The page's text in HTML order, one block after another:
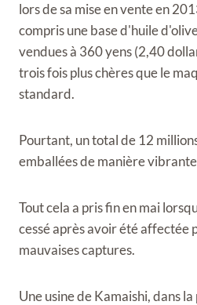
lors de sa mise en vente en
compris une base d'huile
vendues à 360 yens (2,40
trois fois plus chères que le
standard.
Pourtant, un total de 12
emballées de manière
Tout cela a pris fin en mai
cessé après avoir été affectée
mauvaises captures.
Une usine de Kamaishi, dans